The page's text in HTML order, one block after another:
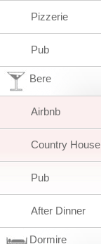
Pizzerie
Pub
Bere
Airbnb
Country House
Pub
After Dinner
Dormire